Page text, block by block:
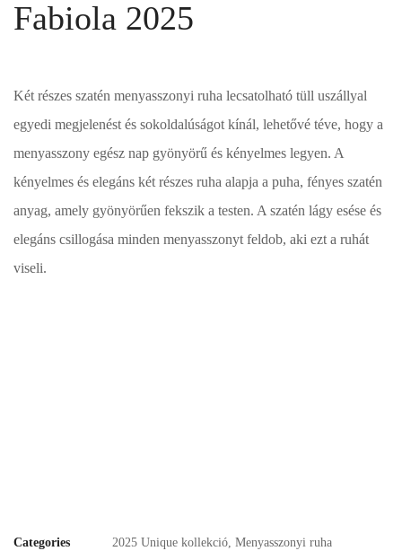
Fabiola 2025
Két részes szatén menyasszonyi ruha lecsatolható tüll uszállyal
egyedi megjelenést és sokoldalúságot kínál, lehetővé téve, hogy a
menyasszony egész nap gyönyörű és kényelmes legyen. A
kényelmes és elegáns két részes ruha alapja a puha, fényes szatén
anyag, amely gyönyörűen fekszik a testen. A szatén lágy esése és
elegáns csillogása minden menyasszonyt feldob, aki ezt a ruhát
viseli.
Categories 2025 Unique kollekció, Menyasszonyi ruha